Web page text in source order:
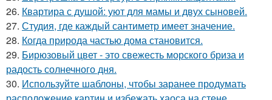
26. Квартира с душой: уют для мамы и двух сыновей.
27. Студия, где каждый сантиметр имеет значение.
28. Когда природа частью дома становится.
29. Бирюзовый цвет - это свежесть морского бриза и
радость солнечного дня.
30. Используйте шаблоны, чтобы заранее продумать